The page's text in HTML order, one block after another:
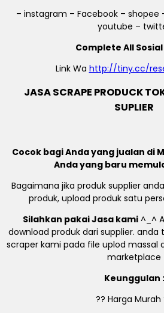
– instagram – Facebook – shopee
youtube –
Complete All
Link Wa http://tiny.cc/
JASA SCRAPE PRODUCK
SUPLIER
Cocok bagi Anda yang jualan di
Anda yang baru
Bagaimana jika produk supplier
produk, upload produk satu
Silahkan pakai Jasa kami ^_^
download produk dari supplier. anda
scraper kami pada file uplod massal
marketplace
Keunggulan :
?? Harga Murah